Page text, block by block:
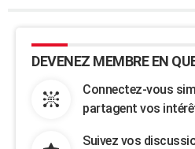
DEVENEZ MEMBRE EN
Connectez-vous
partagent vos
Suivez vos